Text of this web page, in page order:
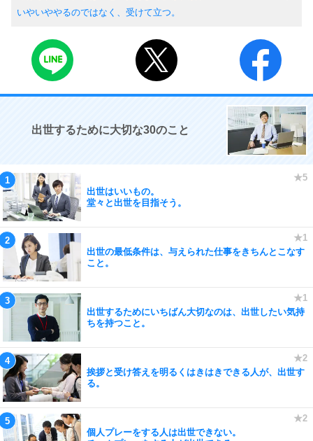
いやいややるのではなく、受けて立つ。
出世するために大切な30のこと
出世はいいもの。
堂々と出世を目指そう。
出世の最低条件は、与えられた仕事をきちんとこなす
こと。
出世するためにいちばん大切なのは、出世したい気持
ちを持つこと。
挨拶と受け答えを明るくはきはきできる人が、出世す
る。
個人プレーをする人は出世できない。